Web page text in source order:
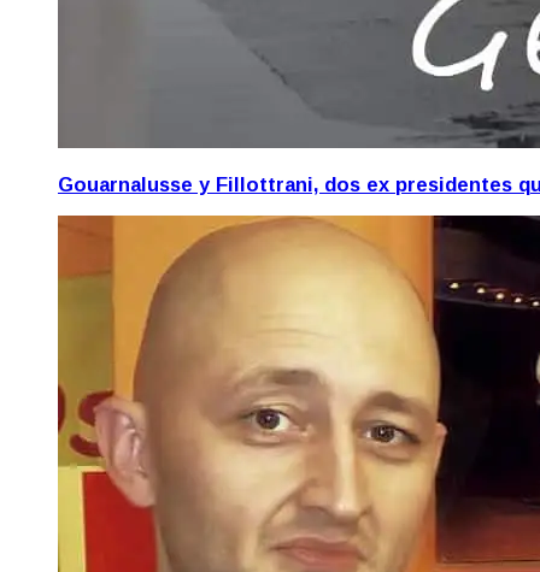
Gouarnalusse y Fillottrani, dos ex presidentes